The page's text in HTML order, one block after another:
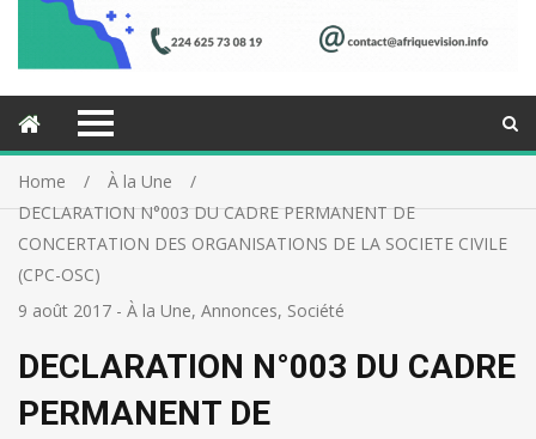
Home
À la Une
DECLARATION N°003 DU CADRE PERMANENT DE
CONCERTATION DES ORGANISATIONS DE LA SOCIETE CIVILE
(CPC-OSC)
9 août 2017 - À la Une, Annonces, Société
DECLARATION N°003 DU CADRE
PERMANENT DE